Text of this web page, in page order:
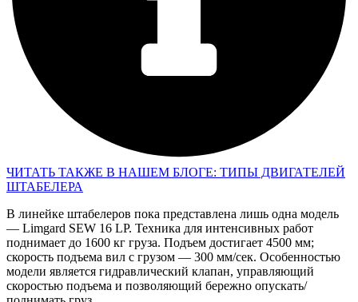
ЧИТАТЬ ТАКЖЕ В НАШЕМ БЛОГЕ: ТИПЫ ДВИГАТЕЛЕЙ
ШТАБЕЛЕРА
В линейке штабелеров пока представлена лишь одна модель
— Limgard SEW 16 LP. Техника для интенсивных работ
поднимает до 1600 кг груза. Подъем достигает 4500 мм;
скорость подъема вил с грузом — 300 мм/сек. Особенностью
модели является гидравлический клапан, управляющий
скоростью подъема и позволяющий бережно опускать/